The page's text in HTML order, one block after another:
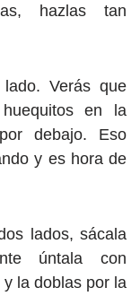
hazlas tan
Verás que
en la
debajo. Eso
y es hora de
lados, sácala
úntala con
la doblas por la